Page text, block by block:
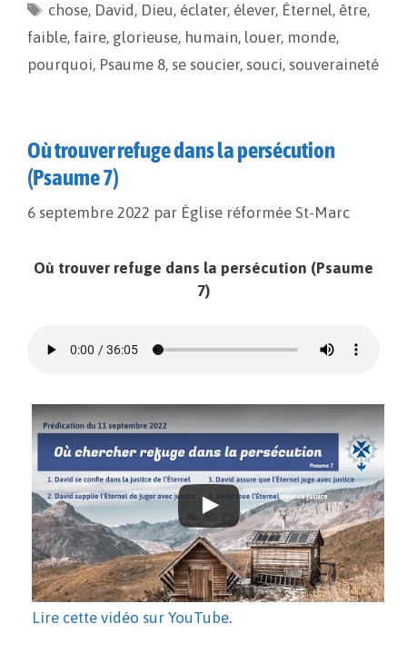
o
o
i
k
chose, David , Dieu, éclater, élever, Éternel, être,
faible, faire, glorieuse, humain, louer, monde,
pourquoi, Psaume 8, se soucier, souci, souveraineté
Où trouver refuge dans la persécution
(Psaume 7)
6 septembre 2022 par Église réformée St-Marc
Où trouver refuge dans la persécution (Psaume
7)
Lire cette vidéo sur YouTube.